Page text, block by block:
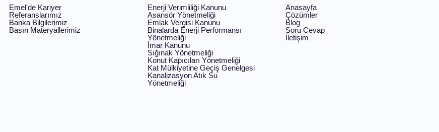
Emel'de Kariyer
Referanslarımız
Banka Bilgilerimiz
Basın Materyallerimiz
Enerji Verimliliği Kanunu
Asansör Yönetmeliği
Emlak Vergisi Kanunu
Binalarda Enerji Performansı
Yönetmeliği
İmar Kanunu
Sığınak Yönetmeliği
Konut Kapıcıları Yönetmeliği
Kat Mülkiyetine Geçiş Genelgesi
Kanalizasyon Atık Su
Yönetmeliği
Anasayfa
Çözümler
Blog
Soru Cevap
İletişim